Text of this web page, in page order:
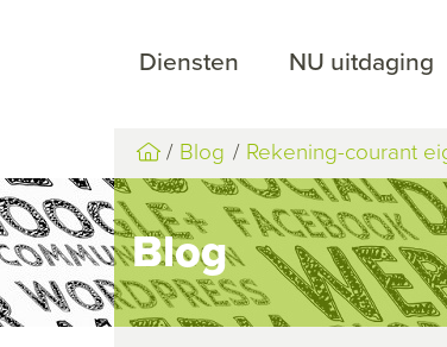
Diensten NU uitdaging
Blog Rekening-courant
Blog